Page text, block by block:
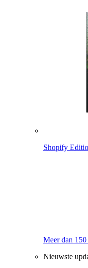
Shopify
Meer dan 150
Nieuwste